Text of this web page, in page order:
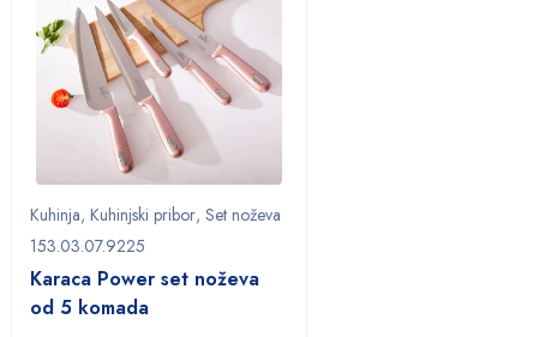
Kuhinja, Kuhinjski pribor, Set noževa
153.03.07.9225
Karaca Power set noževa
od 5 komada